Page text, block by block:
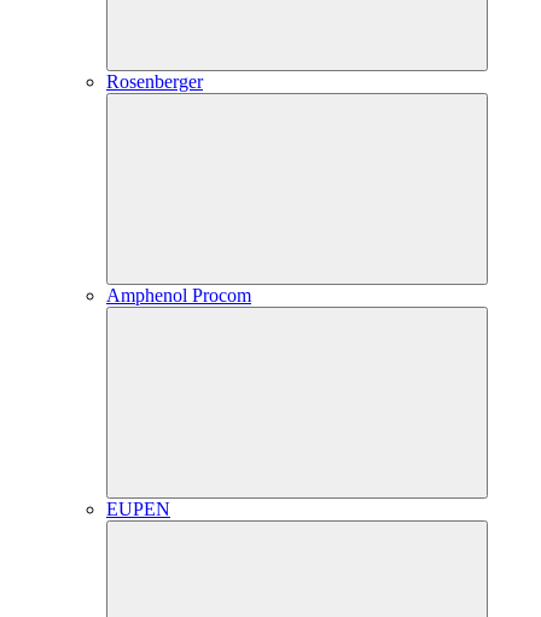
Rosenberger
Amphenol Procom
EUPEN